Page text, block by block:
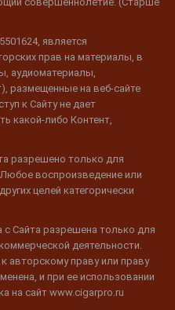
является
прав на материалы, в
аудиоматериалы,
размещенные на веб-сайте
к Сайту не дает
какой-либо Контент,
разрешено только для
воспроизведение или
целей категорически
с Сайта разрешена только для
деятельности.
авторскому праву или праву
и при ее использовании
на сайт www.cigarpro.ru